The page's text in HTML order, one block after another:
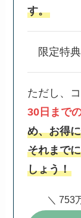
す。
限定特
ただし、
30日まで
め、お得
それまで
しょう！
＼ 753